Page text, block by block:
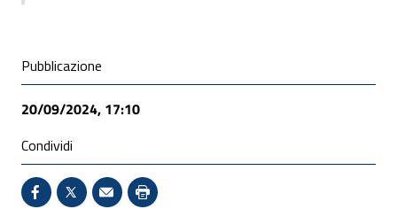
Condivisione social
Pubblicazione
20/09/2024, 17:10
Condividi
Condividi su Facebook - Sito esterno - Apertura in
X - Sito esterno - Apertura in nuova finestra
Invio Mail: apre il programma di posta
Stampa pagina: scelta meno